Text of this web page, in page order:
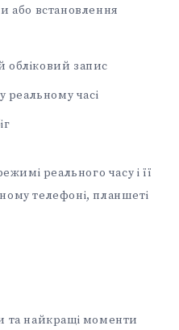
або встановлення
обліковий запис
реальному часі
реального часу і її
телефоні, планшеті
та найкращі моменти